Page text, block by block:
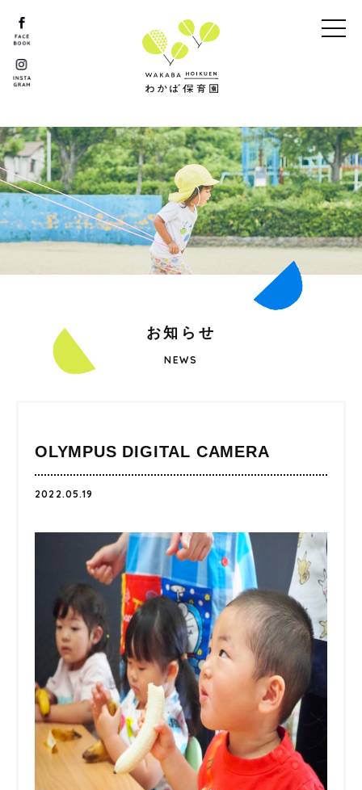
お知 ら せ
NEWS
OLYMPUS DIGITAL CAMERA
2022.05.19